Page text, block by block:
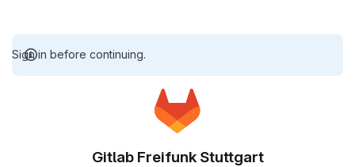
Sign in before continuing.
Gitlab Freifunk Stuttgart